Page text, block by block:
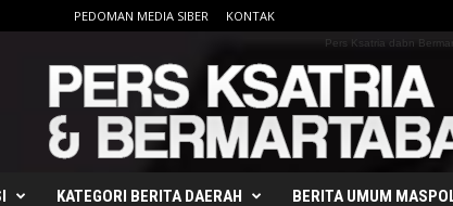
PEDOMAN MEDIA SIBER KONTAK
Pers Ksatria dabn
KATEGORI BERITA DAERAH BERITA UMUM